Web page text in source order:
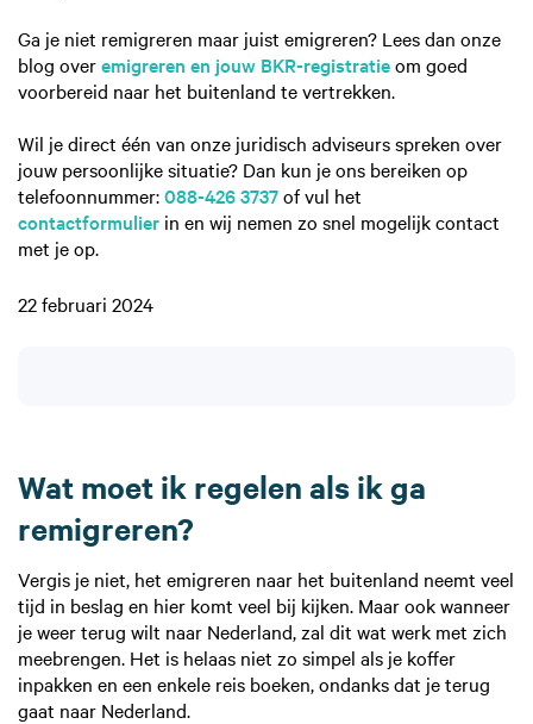
Ga je niet remigreren maar juist emigreren? Lees dan onze
blog overemigreren en jouw BKR-registratieom goed
voorbereid naar het buitenland te vertrekken.
Wil je direct één van onze juridisch adviseurs spreken over
jouw persoonlijke situatie? Dan kun je ons bereiken op
telefoonnummer:088-426 3737of vul het
contactformulier in en wij nemen zo snel mogelijk contact
met je op.
22 februari 2024
Wat moet ik regelen als ik ga
remigreren?
Vergis je niet, het emigreren naar het buitenland neemt veel
tijd in beslag en hier komt veel bij kijken. Maar ook wanneer
je weer terug wilt naar Nederland, zal dit wat werk met zich
meebrengen. Het is helaas niet zo simpel als je koffer
inpakken en een enkele reis boeken, ondanks dat je terug
gaat naar Nederland.